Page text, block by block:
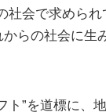
社会で求めら
らの社会に生
ト”を道標に、